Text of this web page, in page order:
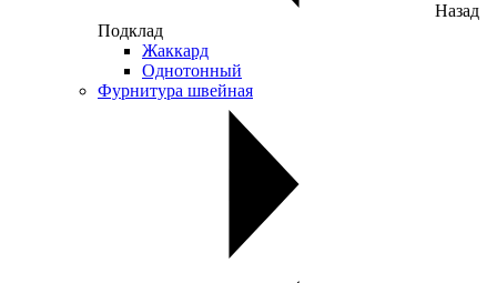
Назад
Подклад
Жаккард
Однотонный
Фурнитура швейная